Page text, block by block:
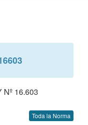
16.603
Toda la Norma